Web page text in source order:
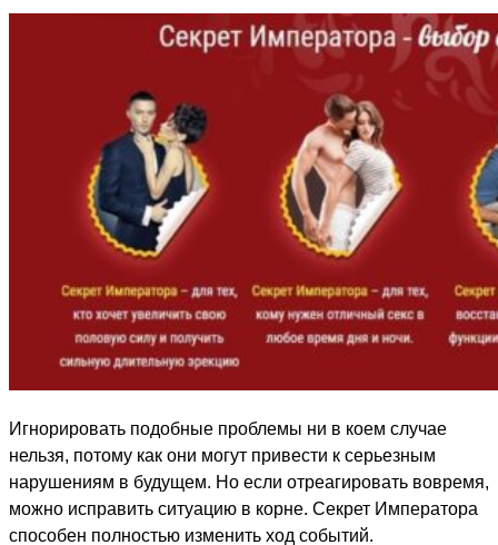
Игнорировать подобные проблемы ни в коем случае
нельзя, потому как они могут привести к серьезным
нарушениям в будущем. Но если отреагировать вовремя,
можно исправить ситуацию в корне. Секрет Императора
способен полностью изменить ход событий.